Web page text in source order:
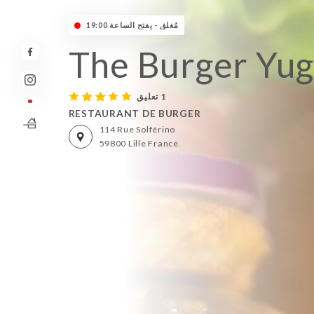
مُغلق - يفتح الساعة 19:00
The Burger
1 تعليق
RESTAURANT DE BURGER
114 Rue Solférino
59800 Lille France